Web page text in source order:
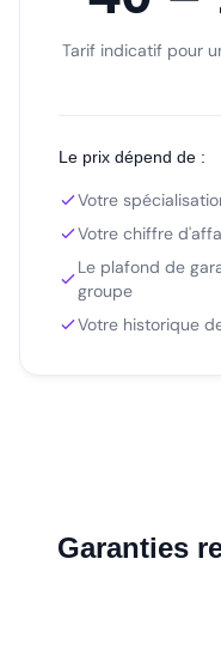
Tarif indicatif pour
Le prix dépend de :
Votre
Votre chiffre
Le plafond de
groupe
Votre historique
Garanties